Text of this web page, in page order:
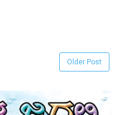
Older Post